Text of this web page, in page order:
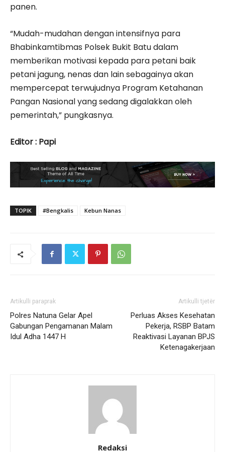
panen.
“Mudah-mudahan dengan intensifnya para
Bhabinkamtibmas Polsek Bukit Batu dalam
memberikan motivasi kepada para petani baik
petani jagung, nenas dan lain sebagainya akan
mempercepat terwujudnya Program Ketahanan
Pangan Nasional yang sedang digalakkan oleh
pemerintah,” pungkasnya.
Editor : Papi
TOPIK #Bengkalis Kebun Nanas
Artikulli paraprak
Polres Natuna Gelar Apel
Gabungan Pengamanan Malam
Idul Adha 1447 H
Artikulli tjetër
Perluas Akses Kesehatan
Pekerja, RSBP Batam
Reaktivasi Layanan BPJS
Ketenagakerjaan
Redaksi